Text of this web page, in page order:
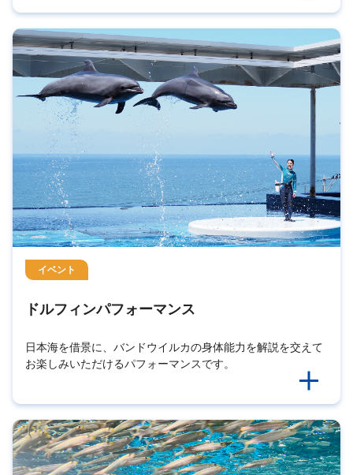
イベント
ドルフィンパフォーマンス
日本海を借景に、バンドウイルカの身体能力を解説を交えて
お楽しみいただけるパフォーマンスです。